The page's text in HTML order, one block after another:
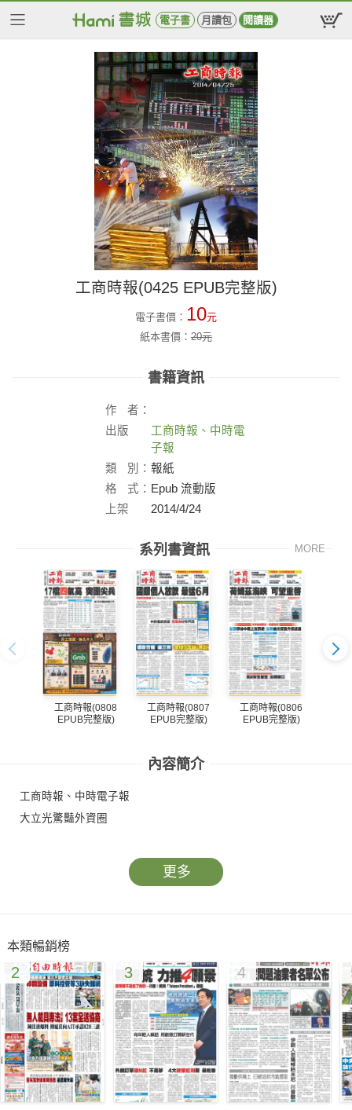
電子書 月讀包 閱讀器
工商時報(0425 EPUB完整版)
電子書價： 10元
紙本書價： 20元
書籍資訊
作
者：
出版
工商時報、中時電
子報
類
別： 報紙
格
式： Epub 流動版
上架
2014/4/24
系列書資訊 MORE
工商時報(0808
EPUB完整版)
工商時報(0807
EPUB完整版)
工商時報(0806
EPUB完整版)
內容簡介
工商時報、中時電子報
大立光驚豔外資圈
更多
本類暢銷榜
2 3 4